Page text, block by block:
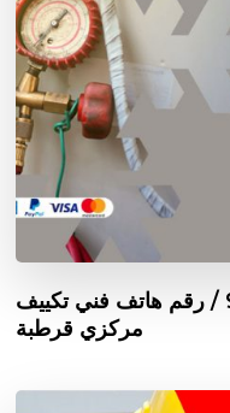
رقم تكييف قرطبة / 98025055 / رقم هاتف فني تكييف
مركزي قرطبة